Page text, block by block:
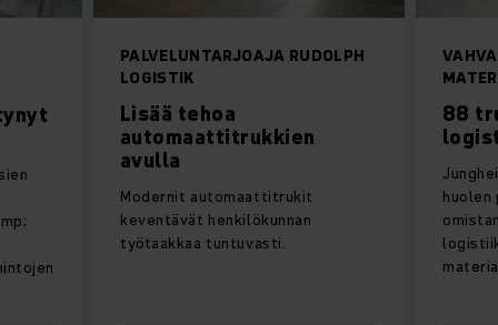
PALVELUNTARJOAJA RUDOLPH
LOGISTIK
Lisää tehoa
automaattitrukkien
avulla
Modernit automaattitrukit
keventävät henkilökunnan
työtaakkaa tuntuvasti.
88